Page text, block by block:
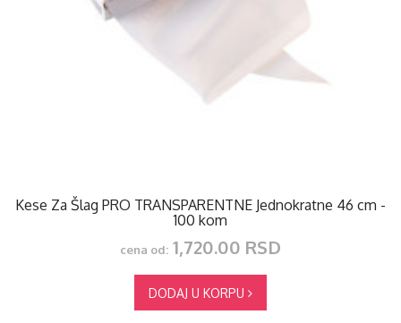
Kese Za Šlag PRO TRANSPARENTNE Jednokratne 46 cm -
100 kom
cena od: 1,720.00 RSD
DODAJ U KORPU